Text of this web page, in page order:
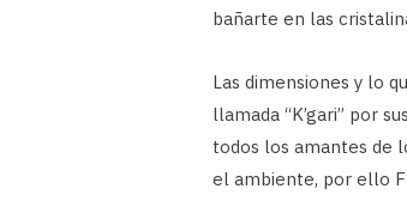
bañarte en las
Las dimensiones y lo
llamada “K’gari” por
todos los amantes de
el ambiente, por ello